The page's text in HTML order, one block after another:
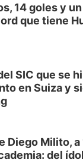
14 goles y
que tiene
SIC que se
en Suiza y
Diego Milito, a
del